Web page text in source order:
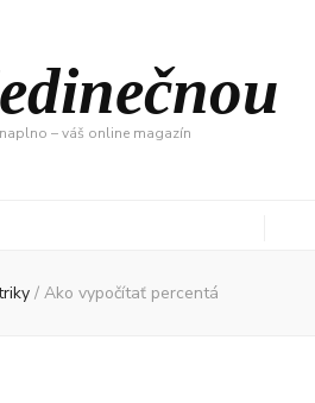
– váš online magazín
/ Ako vypočítať percentá